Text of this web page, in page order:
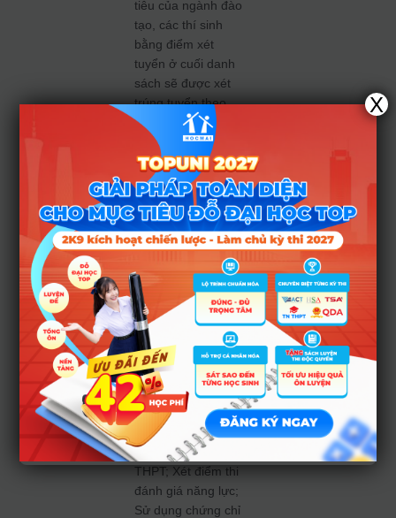
tiêu của ngành đào
tạo, các thí sinh
bằng điểm xét
tuyển ở cuối danh
sách sẽ được xét
trúng tuyển theo
tiêu chí phụ là ưu
tiên thí sinh có
nguyện vọng cao
hơn.
Năm 2024, Trường
ĐH Khoa học Tự
nhiên tuyển 1.850
chỉ tiêu theo 6
phương thức xét
tuyển, gồm: Xét
tuyển thẳng theo
quy chế của Bộ GD-
ĐT; Xét tuyển thẳng
theo Đề án của
Trường ĐH Khoa
học Tự nhiên; Xét
điểm thi tốt nghiệp
THPT; Xét điểm thi
đánh giá năng lực;
Sử dụng chứng chỉ
X